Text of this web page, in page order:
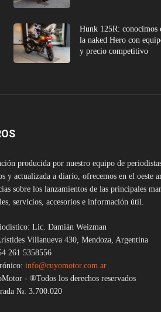
Hunk 125R: conocimos
la naked Hero con
y precio competitivo
producida por nuestro equipo de
y actualizada a diario, ofrecemos en el oeste
sobre los lanzamientos de las principales
servicios, accesorios e información útil.
Lic. Damián Weizman
Villanueva 430, Mendoza, Argentina
261 5358556
info@cuyomotor.com.ar
- ®Todos los derechos reservados
№: 3.700.020